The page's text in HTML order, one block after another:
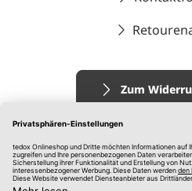
Zum
AGB